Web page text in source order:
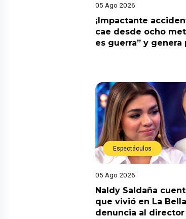
05 Ago 2026
¡Impactante
cae desde ocho
es guerra” y genera
Espectáculos
05 Ago 2026
Naldy Saldaña
que vivió en La
denuncia al director